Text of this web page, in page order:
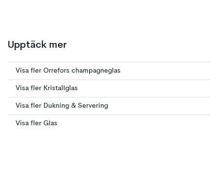
Upptäck mer
Visa fler Orrefors champagneglas
Visa fler Kristallglas
Visa fler Dukning & Servering
Visa fler Glas